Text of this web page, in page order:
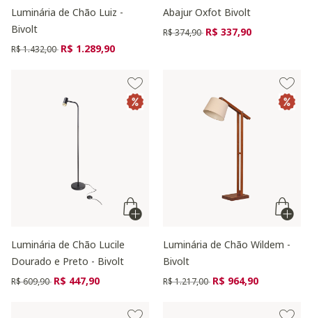
Luminária de Chão Luiz -
Bivolt
Preço reduzido de
R$ 1.432,00 para
R$ 1.289,90
Abajur Oxfot Bivolt
Preço reduzido de
R$ 374,90 para
R$ 337,90
Luminária de Chão Lucile
Dourado e Preto - Bivolt
Preço reduzido de
R$ 609,90 para
R$ 447,90
Luminária de Chão Wildem -
Bivolt
Preço reduzido de
R$ 1.217,00 para
R$ 964,90